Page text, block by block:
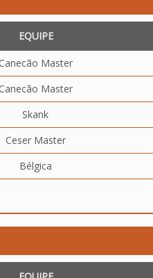
EQUIPE
Master
Master
Skank
Ceser Master
Bélgica